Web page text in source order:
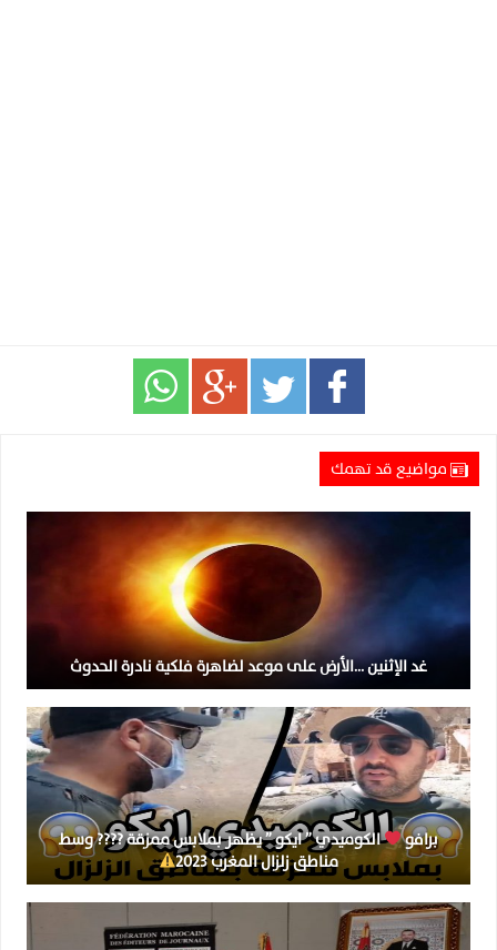
مواضيع قد تهمك
غد الإثنين …الأرض على موعد لضاهرة فلكية نادرة الحدوث
برافو
الكوميدي ” ايكو ” يظهر بملابس ممزقة ???? وسط
مناطق زلزال المغرب 2023